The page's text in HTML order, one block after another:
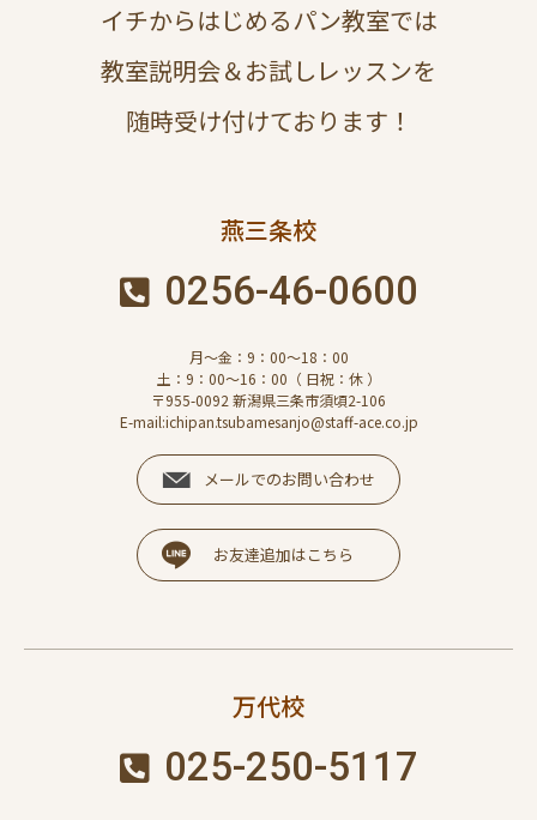
イチからはじめるパン教室では
教室説明会＆お試しレッスンを
随時受け付けております！
燕三条校
0256-46-0600
月～金：9：00～18：00
土：9：00～16：00（ 日祝：休 ）
〒955-0092 新潟県三条市須頃2-106
E-mail:ichipan.tsubamesanjo@staff-ace.co.jp
メールでのお問い合わせ
お友達追加はこちら
万代校
025-250-5117